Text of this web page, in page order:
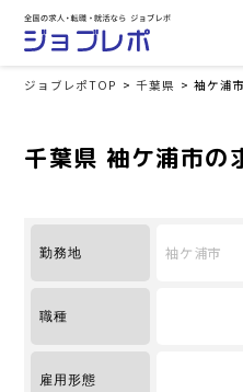
ジョブレポTOP 千葉県 袖ケ浦
千葉県 袖ケ浦市の
勤務地 袖ケ浦市
職種
雇用形態